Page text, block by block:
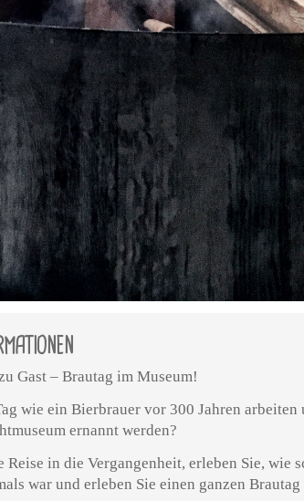
Gast – Brautag im Museum!
wie ein Bierbrauer vor 300 Jahren
ernannt werden?
Reise in die Vergangenheit, erleben Sie, wie
war und erleben Sie einen ganzen